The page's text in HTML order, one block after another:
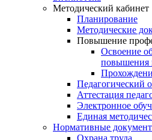
Методический кабинет
Планирование
Методические
Повышение
Освоение
повышения
Педагогический
Аттестация
Электронное
Единая
Нормативные
Охрана труда